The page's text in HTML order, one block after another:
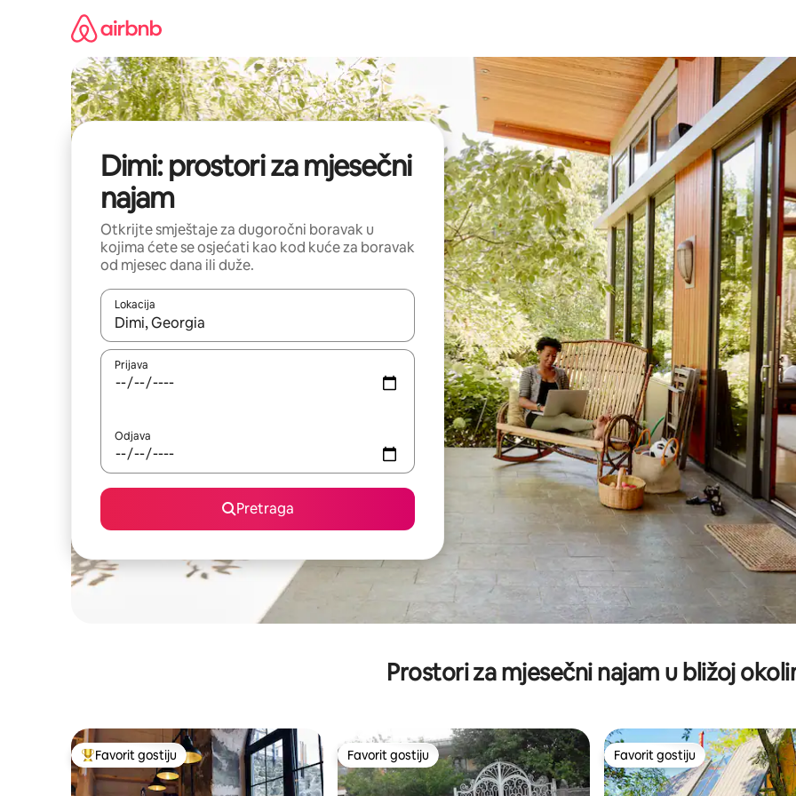
Dimi: prostori za mjesečni
najam
Otkrijte smještaje za dugoročni boravak u
kojima ćete se osjećati kao kod kuće za boravak
od mjesec dana ili duže.
Lokacija
Kad su rezultati dostupni, možete da se krećete kroz njih pomoću strelica nagore i nadolje, kao i da ih istražujte
Prijava
Odjava
Pretraga
Prostori za mjesečni najam u bližoj
Glavni favorit gostiju
Favorit gostiju Favorit gostiju
Favorit gostiju Favorit gostiju
Favorit gostiju